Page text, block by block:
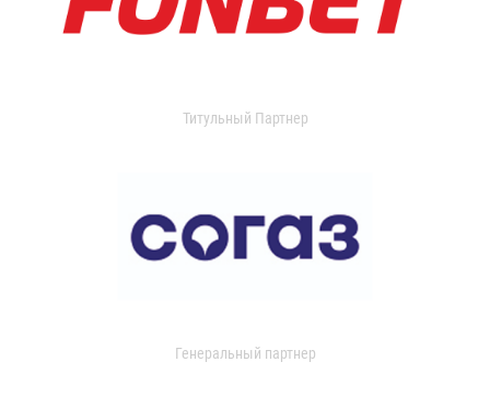
Титульный Партнер
Генеральный партнер